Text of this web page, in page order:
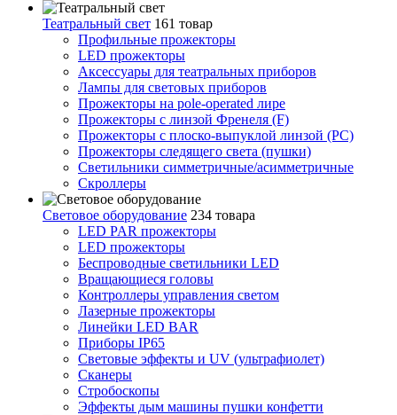
Театральный свет 161 товар
Профильные прожекторы
LED прожекторы
Аксессуары для театральных приборов
Лампы для световых приборов
Прожекторы на pole-operated лире
Прожекторы с линзой Френеля (F)
Прожекторы с плоско-выпуклой линзой (PC)
Прожекторы следящего света (пушки)
Светильники симметричные/асимметричные
Скроллеры
Световое оборудование 234 товара
LED PAR прожекторы
LED прожекторы
Беспроводные светильники LED
Вращающиеся головы
Контроллеры управления светом
Лазерные прожекторы
Линейки LED BAR
Приборы IP65
Световые эффекты и UV (ультрафиолет)
Сканеры
Стробоскопы
Эффекты дым машины пушки конфетти